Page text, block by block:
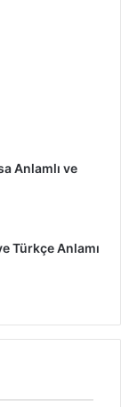
Anlamlı ve
Türkçe Anlamı